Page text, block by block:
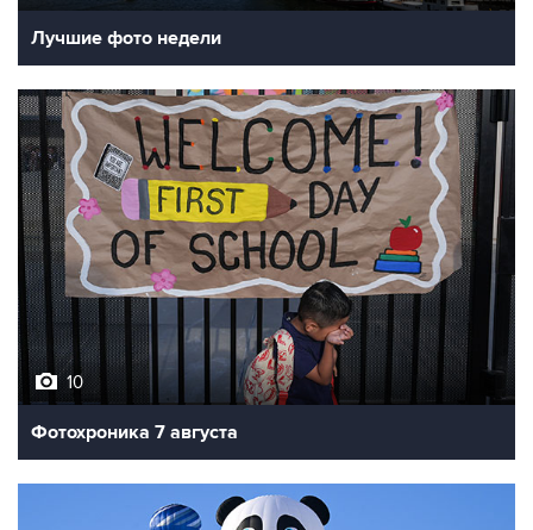
Лучшие фото недели
10
Фотохроника 7 августа